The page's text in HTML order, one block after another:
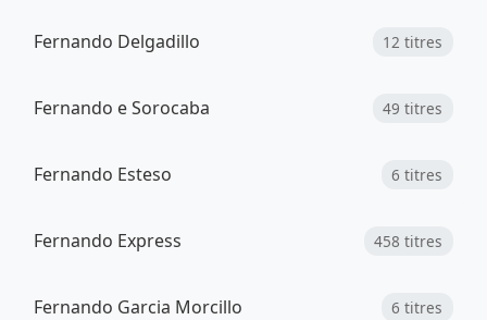
Fernando Delgadillo 12 titres
Fernando e Sorocaba 49 titres
Fernando Esteso 6 titres
Fernando Express 458 titres
Fernando Garcia Morcillo 6 titres